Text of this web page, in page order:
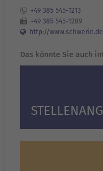
+49 385 545-1213
+49 385 545-1209
http://www.schwerin.de
Das könnte Sie auch